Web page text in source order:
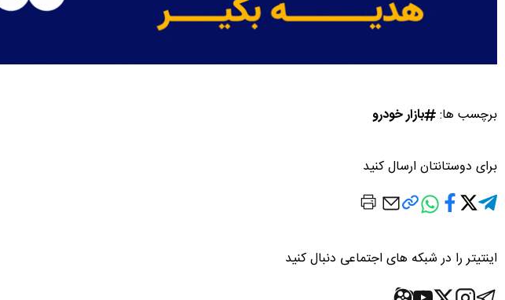
برچسب ها: بازار خودرو
برای دوستانتان ارسال کنید
اینتیتر را در شبکه های اجتماعی دنبال کنید